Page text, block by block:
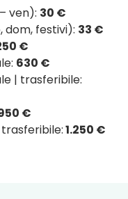
ven): 30 €
dom, festivi): 33 €
€
630 €
| trasferibile:
€
1.250 €